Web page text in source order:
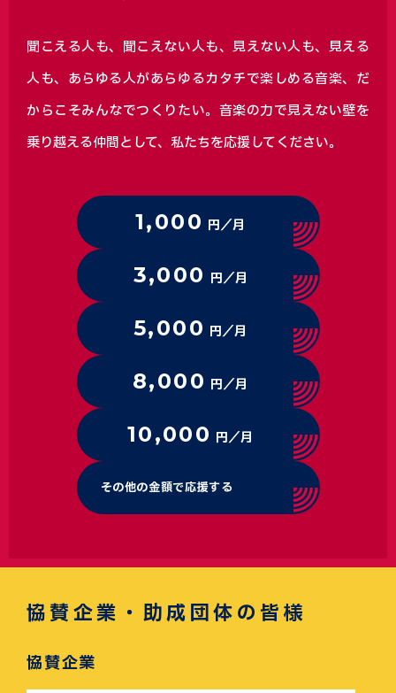
聞こえる人も、聞こえない人も、見えない人も、見える
人も、あらゆる人があらゆるカタチで楽しめる音楽、 だ
からこそみんなでつくりたい。音楽の力で見えない壁を
乗り越える仲間として、私たちを応援してください。
1,000 円／月
3,000 円／月
5,000 円／月
8,000 円／月
10,000 円／月
その他の金額で応援する
協賛企業・助成団体の皆様
協賛企業